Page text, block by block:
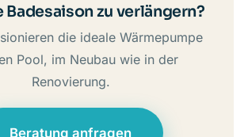
Badesaison zu verlängern?
die ideale Wärmepumpe
Pool, im Neubau wie in der
Renovierung.
Beratung anfragen